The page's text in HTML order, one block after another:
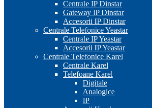
Centrale IP Dinstar
Gateway IP Dinstar
Accesorii IP Dinstar
Centrale Telefonice Yeastar
Centrale IP Yeastar
Accesorii IP Yeastar
Centrale Telefonice Karel
Centrale Karel
Telefoane Karel
Digitale
Analogice
IP